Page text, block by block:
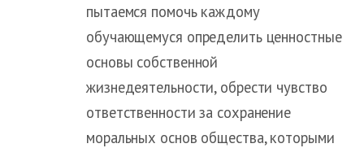
пытаемся помочь каждому
обучающемуся определить ценностные
основы собственной
жизнедеятельности, обрести чувство
ответственности за сохранение
моральных основ общества, которыми